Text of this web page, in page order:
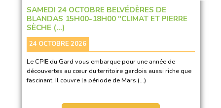
SAMEDI 24 OCTOBRE BELVÉDÈRES DE
BLANDAS 15H00-18H00 "CLIMAT ET PIERRE
SÈCHE (…)
24 OCTOBRE 2026
Le CPIE du Gard vous embarque pour une année de
découvertes au cœur du territoire gardois aussi riche que
fascinant. Il couvre la période de Mars (…)